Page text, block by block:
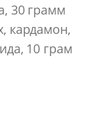
30 грамм
кардамон,
10 грам